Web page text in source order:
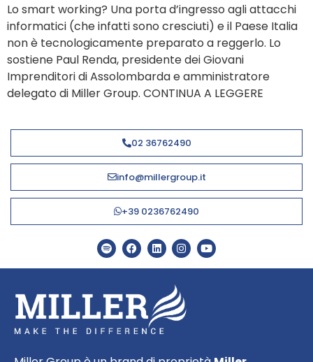
Lo smart working? Una porta d’ingresso agli attacchi
informatici (che infatti sono cresciuti) e il Paese Italia
non è tecnologicamente preparato a reggerlo. Lo
sostiene Paul Renda, presidente dei Giovani
Imprenditori di Assolombarda e amministratore
delegato di Miller Group. CONTINUA A LEGGERE
02 36762490
info@millergroup.it
+39 0236762490